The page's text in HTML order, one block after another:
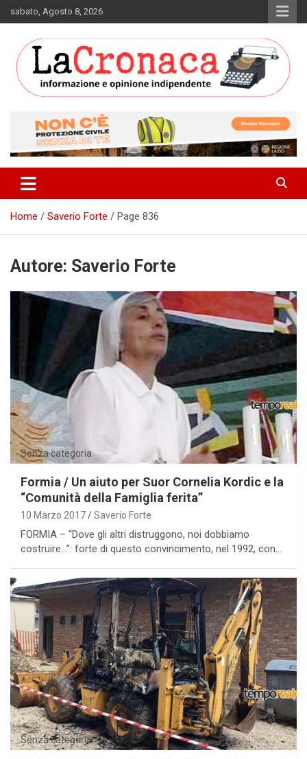
to
sabato, Agosto 8, 2026
La Cronaca Quotidiano
Home Saverio Forte Page 836
Autore: Saverio Forte
Senza categoria
Formia / Un aiuto per Suor Cornelia Kordic e la
“Comunità della Famiglia ferita”
10 Marzo 2017 Saverio Forte
FORMIA – “Dove gli altri distruggono, noi dobbiamo
costruire…”: forte di questo convincimento, nel 1992, con…
Senza categoria